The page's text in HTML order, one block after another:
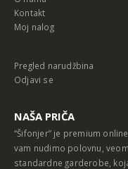
Kontakt
Moj nalog
Pregled narudžbina
Odjavi se
NAŠA PRIČA
“Šifonjer” je premium
vam nudimo polovnu,
standardne garderobe,